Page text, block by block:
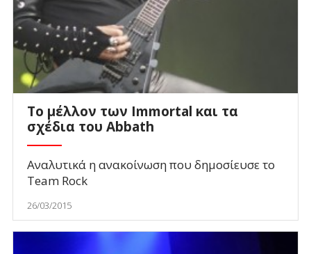
Το μέλλον των Immortal και τα
σχέδια του Abbath
Αναλυτικά η ανακοίνωση που δημοσίευσε το
Team Rock
26/03/2015